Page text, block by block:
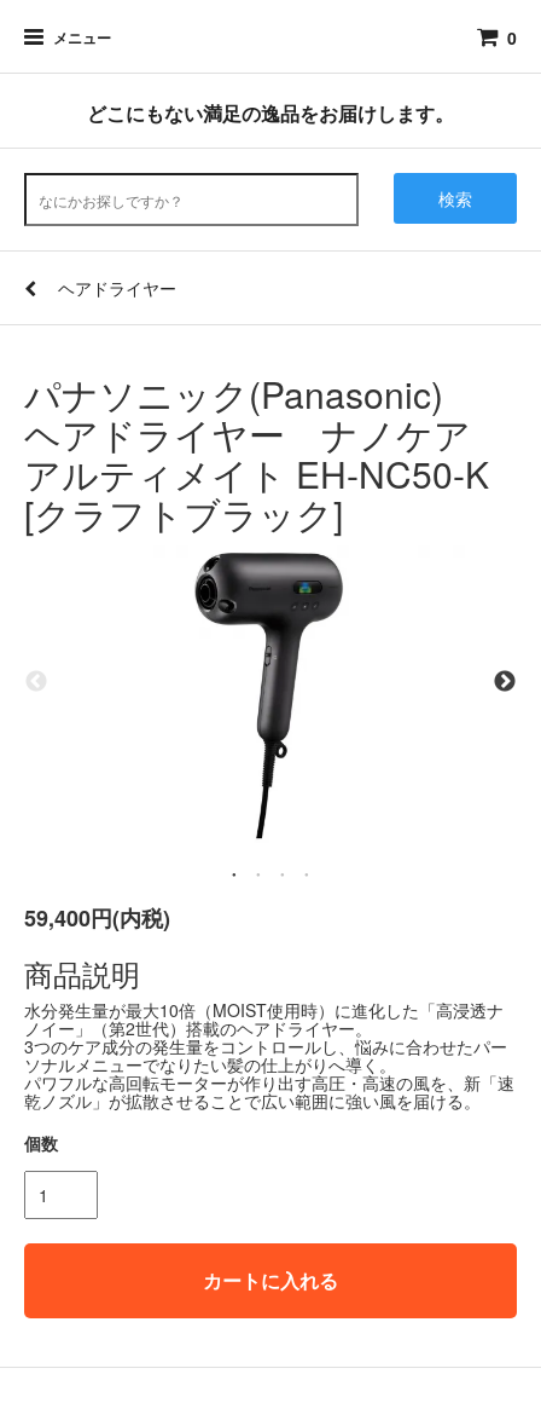
メニュー 0
どこにもない満足の逸品をお届けします。
検索
ヘアドライヤー
パナソニック(Panasonic)
ヘアドライヤー ナノケア
アルティメイト EH-NC50-K
[クラフトブラック]
59,400円(内税)
商品説明
水分発生量が最大10倍（MOIST使用時）に進化した「高浸透ナ
ノイー」（第2世代）搭載のヘアドライヤー。
3つのケア成分の発生量をコントロールし、悩みに合わせたパー
ソナルメニューでなりたい髪の仕上がりへ導く。
パワフルな高回転モーターが作り出す高圧・高速の風を、新「速
乾ノズル」が拡散させることで広い範囲に強い風を届ける。
個数
カートに入れる